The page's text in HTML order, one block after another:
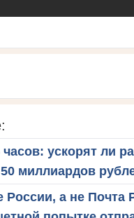
часов: ускорят ли
миллиардов
России, а не Почта